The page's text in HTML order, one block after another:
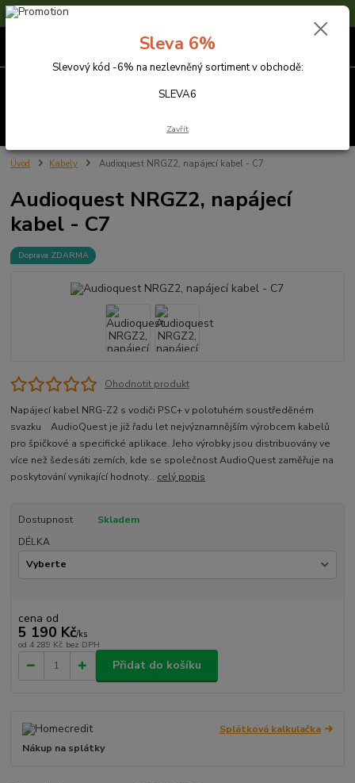
Sleva 6% na nezlevněné zboží s kódem SLEVA6
Úvod Kabely Audioquest NRGZ2, napájecí kabel - C7
Audioquest NRGZ2, napájecí
kabel - C7
Doprava ZDARMA
Ohodnotit produkt
Napájecí kabel NRG-Z2 s vodiči PSC+ v polotuhém soustředěném
svazku AudioQuest je již řadu let nejvýznamnějším výrobcem kabelů
pro špičkové a specifické aplikace. Jeho výrobky jsou distribuovány ve
více než šedesáti zemích, kde se společnost AudioQuest zaměřuje na
poskytování vynikající hodnoty... celý popis
Dostupnost
Skladem
DÉLKA
cena od
5 190 Kč/ks
od 4 289 Kč bez DPH
Přidat do košíku
Splátková kalkulačka
Nákup na splátky
Sleva 6%
Slevový kód -6% na nezlevněný sortiment v obchodě:
SLEVA6
Zavřít